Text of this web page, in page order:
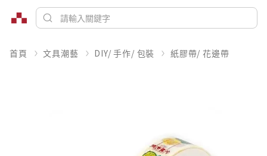
首頁 文具潮藝 DIY/ 手作/ 包裝 紙膠帶/ 花邊帶